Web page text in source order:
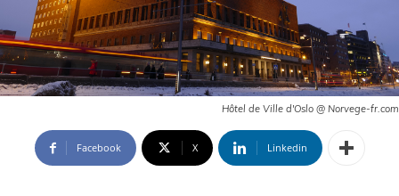
Hôtel de Ville d'Oslo @ Norvege-fr.com
Facebook X Linkedin